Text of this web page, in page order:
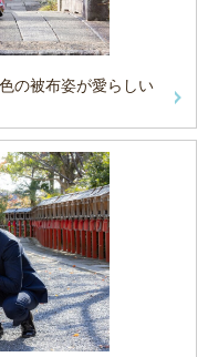
の被布姿が愛らしい